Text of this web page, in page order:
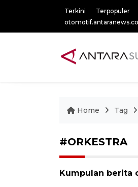
Terkini Terpopuler
Home Tag
#ORKESTRA
Kumpulan berita